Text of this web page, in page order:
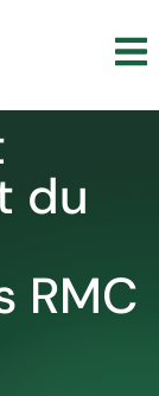
du
RMC